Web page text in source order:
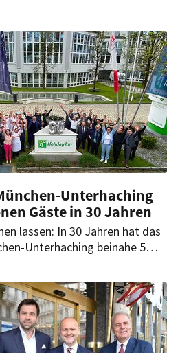
Unterhaching
Gäste in 30 Jahren
lassen: In 30 Jahren hat das
Unterhaching beinahe 5
ist das Erfolgsrezept des